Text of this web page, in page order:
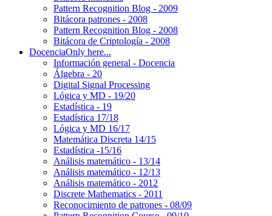
Pattern Recognition Blog - 2009
Bitácora patrones - 2008
Pattern Recognition Blog - 2008
Bitácora de Criptología - 2008
DocenciaOnly here...
Información general - Docencia
Álgebra - 20
Digital Signal Processing
Lógica y MD - 19/20
Estadística - 19
Estadística 17/18
Lógica y MD 16/17
Matemática Discreta 14/15
Estadística -15/16
Análisis matemático - 13/14
Análisis matemático - 12/13
Análisis matemático - 2012
Discrete Mathematics - 2011
Reconocimiento de patrones - 08/09